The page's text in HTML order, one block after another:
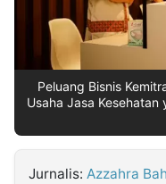
Peluang Bisnis
Usaha Jasa Kesehatan
Jurnalis: Azzahra